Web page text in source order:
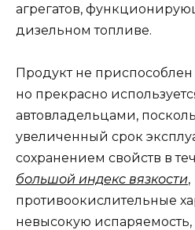
агрегатов,
дизельном топливе.
Продукт не приспособлен
но прекрасно
автовладельцами,
увеличенный срок
сохранением свойств в
большой индекс вязкости,
противоокислительные
невысокую